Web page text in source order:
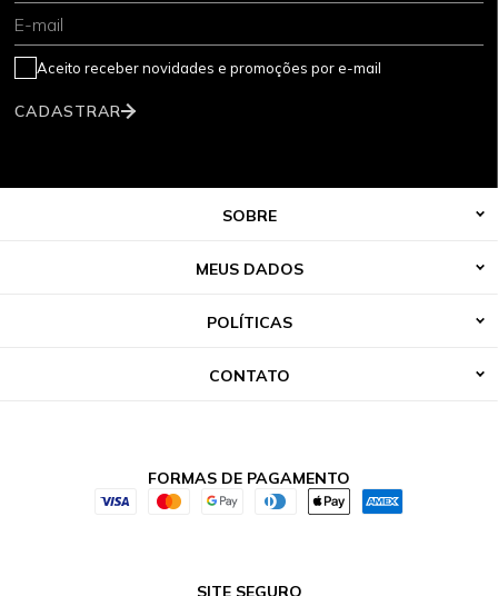
E-mail
CADASTRAR
Aceito receber novidades e promoções por e-mail
SOBRE
MEUS DADOS
POLÍTICAS
CONTATO
FORMAS DE PAGAMENTO
SITE SEGURO